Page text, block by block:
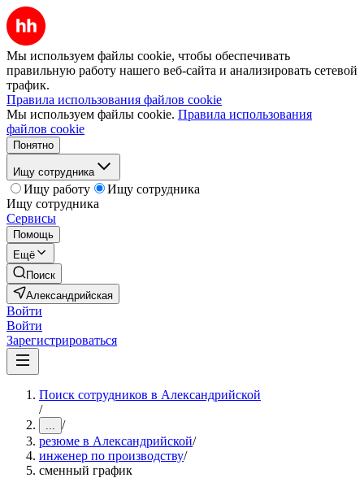
Мы используем файлы cookie, чтобы обеспечивать
правильную работу нашего веб-сайта и анализировать сетевой
трафик.
Правила использования файлов cookie
Мы используем файлы cookie. Правила использования
файлов cookie
Понятно
Ищу сотрудника
Ищу работу
Ищу сотрудника
Ищу сотрудника
Сервисы
Помощь
Ещё
Поиск
Александрийская
Войти
Войти
Зарегистрироваться
Поиск сотрудников в Александрийской
/
... /
резюме в Александрийской/
инженер по производству/
сменный график